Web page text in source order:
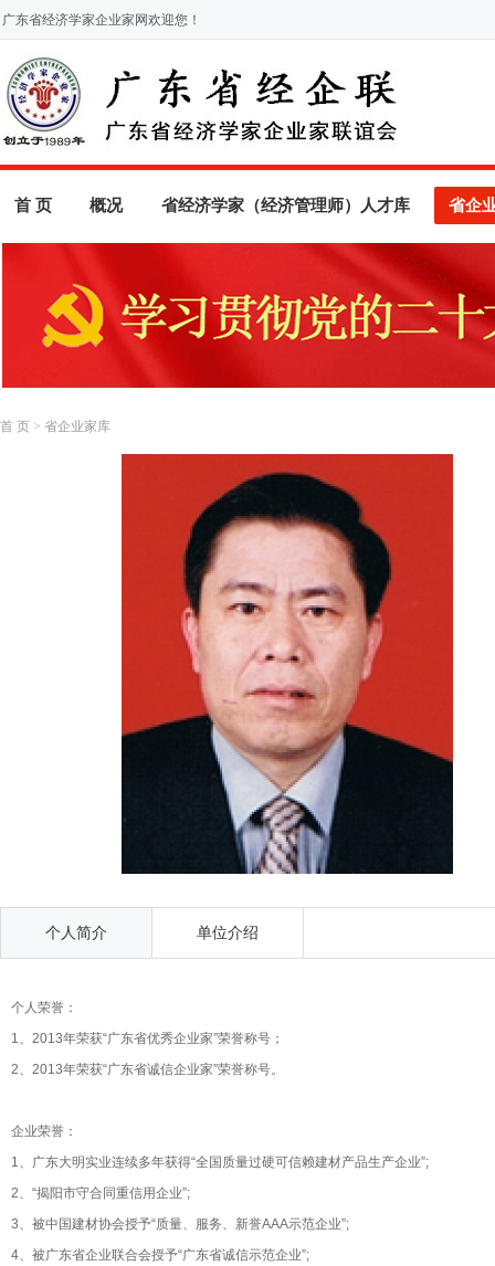
广东省经济学家企业家网欢迎您！
首 页 概况 省经济学家（经济管理师）人才库 省企
首 页 > 省企业家库
个人简介 单位介绍
个人荣誉：
1、2013年荣获“广东省优秀企业家”荣誉称号；
2、2013年荣获“广东省诚信企业家”荣誉称号。
企业荣誉：
1、广东大明实业连续多年获得“全国质量过硬可信赖建材产品生产企业”;
2、“揭阳市守合同重信用企业”;
3、被中国建材协会授予“质量、服务、新誉AAA示范企业”;
4、被广东省企业联合会授予“广东省诚信示范企业”;